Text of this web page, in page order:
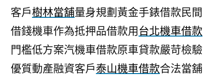
客戶樹林當舖量身規劃黃金手錶借款民間
借錢機車作為抵押品借款用台北機車借款
門檻低方案汽機車借款原車貸款嚴苛檢驗
優質動產融資客戶泰山機車借款合法當舖